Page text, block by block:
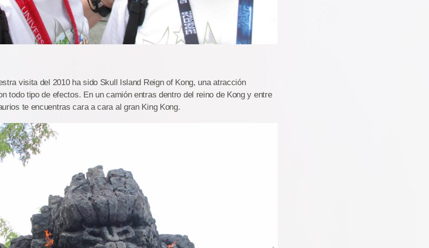
visita del 2010 ha sido Skull Island Reign of Kong, una atracción
todo tipo de efectos. En un camión entras dentro del reino de Kong y entre
te encuentras cara a cara al gran King Kong.